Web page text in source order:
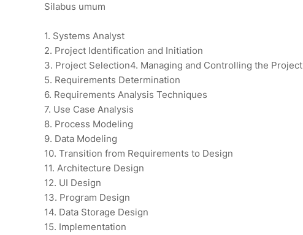
Silabus umum
1. Systems Analyst
2. Project Identification and Initiation
3. Project Selection4. Managing and Controlling the Project
5. Requirements Determination
6. Requirements Analysis Techniques
7. Use Case Analysis
8. Process Modeling
9. Data Modeling
10. Transition from Requirements to Design
11. Architecture Design
12. UI Design
13. Program Design
14. Data Storage Design
15. Implementation